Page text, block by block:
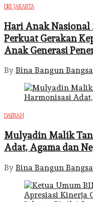
DKI JAKARTA
Hari Anak Nasional
Perkuat Gerakan
Anak Generasi
By Bina Bangun Bangsa
DAERAH
Mulyadin Malik
Adat, Agama dan
By Bina Bangun Bangsa